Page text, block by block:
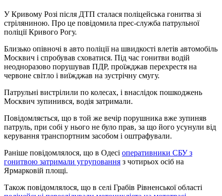
У Кривому Розі після ДТП сталася поліцейська гонитва зі
стріляниною. Про це повідомила прес-служба патрульної
поліції Кривого Рогу.
Близько опівночі в авто поліції на швидкості влетів автомобіль
Москвич і спробував сховатися. Під час гонитви водій
неодноразово порушував ПДР, проїжджав перехрестя на
червоне світло і виїжджав на зустрічну смугу.
Патрульні вистрілили по колесах, і внаслідок пошкоджень
Москвич зупинився, водія затримали.
Повідомляється, що в той же вечір порушника вже зупиняв
патруль, при собі у нього не було прав, за що його усунули від
керування транспортним засобом і оштрафували.
Раніше повідомлялося, що в Одесі оперативники СБУ з
гонитвою затримали угруповання з чотирьох осіб на
Ярмарковій площі.
Також повідомлялося, що в селі Грабів Рівненської області